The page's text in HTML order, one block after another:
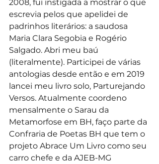
2008, fui instigada a mostrar o que
escrevia pelos que apelidei de
padrinhos literários: a saudosa
Maria Clara Segobia e Rogério
Salgado. Abri meu baú
(literalmente). Participei de várias
antologias desde então e em 2019
lancei meu livro solo, Parturejando
Versos. Atualmente coordeno
mensalmente o Sarau da
Metamorfose em BH, faço parte da
Confraria de Poetas BH que tem o
projeto Abrace Um Livro como seu
carro chefe e da AJEB-MG